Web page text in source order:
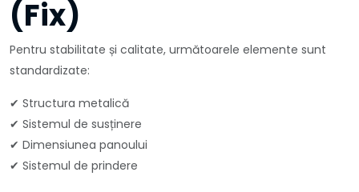
(Fix)
Pentru stabilitate și calitate, următoarele elemente sunt
standardizate:
✔ Structura metalică
✔ Sistemul de susținere
✔ Dimensiunea panoului
✔ Sistemul de prindere